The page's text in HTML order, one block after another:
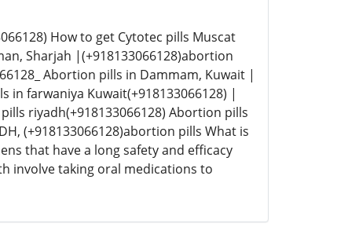
How to get Cytotec pills Muscat
Sharjah |(+918133066128)abortion
Abortion pills in Dammam, Kuwait |
in farwaniya Kuwait(+918133066128) |
riyadh(+918133066128) Abortion pills
(+918133066128)abortion pills What is
that have a long safety and efficacy
involve taking oral medications to